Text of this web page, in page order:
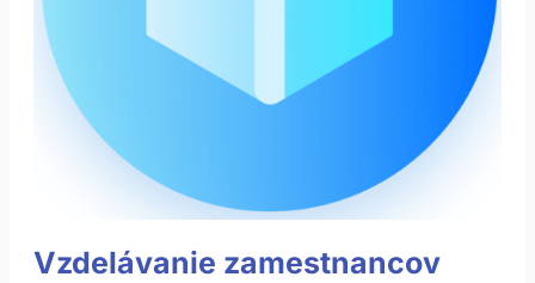
Vzdelávanie zamestnancov